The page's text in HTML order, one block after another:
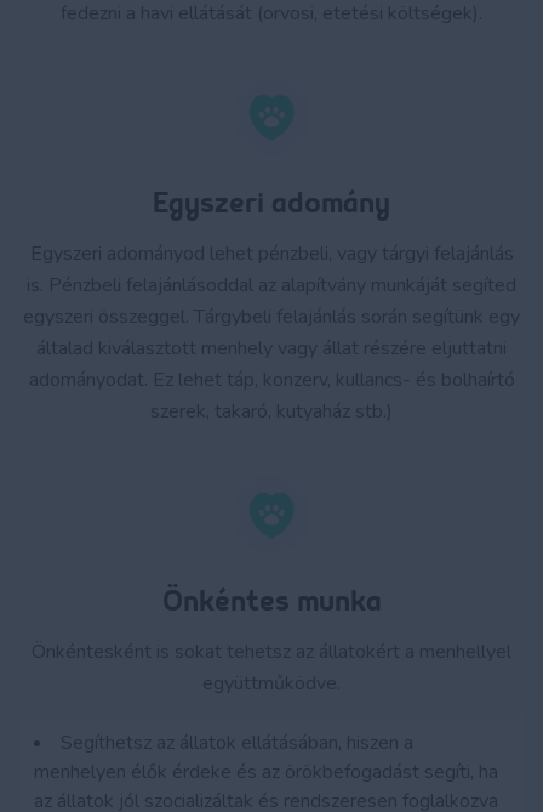
Egyszeri adomány
Önkéntes munka
Segíthetsz az állatok ellátásában, hiszen a
menhelyen élők érdeke és az örökbefogadást segíti, ha
az állatok jól szocializáltak és rendszeresen foglalkozva